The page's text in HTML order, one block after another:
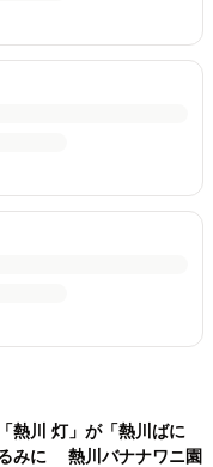
熱川 灯」が「熱川ばに
みに 熱川バナナワニ園